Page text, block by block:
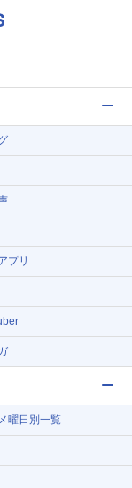
プリ
曜日別一覧